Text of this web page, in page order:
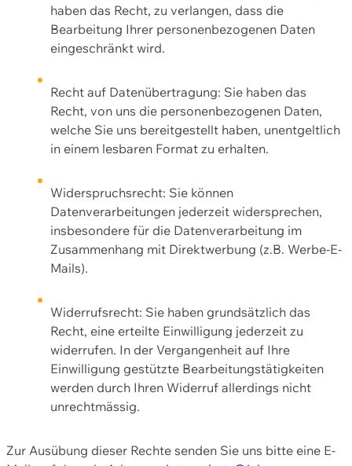
haben das Recht, zu verlangen, dass die
Bearbeitung Ihrer personenbezogenen Daten
eingeschränkt wird.
Recht auf Datenübertragung: Sie haben das
Recht, von uns die personenbezogenen Daten,
welche Sie uns bereitgestellt haben, unentgeltlich
in einem lesbaren Format zu erhalten.
Widerspruchsrecht: Sie können
Datenverarbeitungen jederzeit widersprechen,
insbesondere für die Datenverarbeitung im
Zusammenhang mit Direktwerbung (z.B. Werbe-E-
Mails).
Widerrufsrecht: Sie haben grundsätzlich das
Recht, eine erteilte Einwilligung jederzeit zu
widerrufen. In der Vergangenheit auf Ihre
Einwilligung gestützte Bearbeitungstätigkeiten
werden durch Ihren Widerruf allerdings nicht
unrechtmässig.
Zur Ausübung dieser Rechte senden Sie uns bitte eine E-